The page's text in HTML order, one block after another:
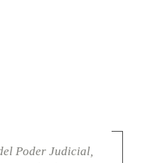
Poder Judicial,